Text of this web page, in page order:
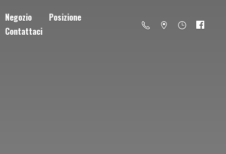
Negozio
Posizione
Contattaci